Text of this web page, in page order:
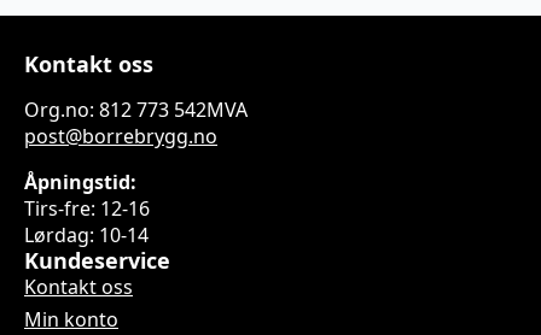
Kontakt oss
Org.no: 812 773 542MVA
post@borrebrygg.no
Åpningstid:
Tirs-fre: 12-16
Lørdag: 10-14
Kundeservice
Kontakt oss
Min konto